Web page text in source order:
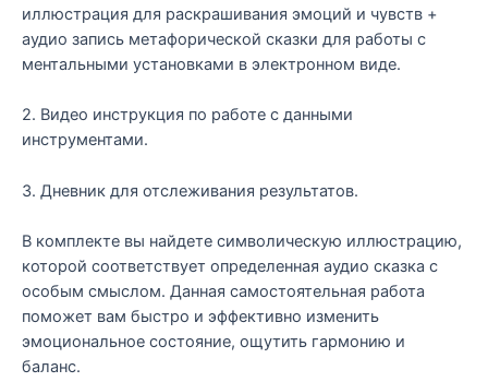
иллюстрация для раскрашивания эмоций и чувств +
аудио запись метафорической сказки для работы с
ментальными установками в электронном виде.
2. Видео инструкция по работе с данными
инструментами.
3. Дневник для отслеживания результатов.
В комплекте вы найдете символическую иллюстрацию,
которой соответствует определенная аудио сказка с
особым смыслом. Данная самостоятельная работа
поможет вам быстро и эффективно изменить
эмоциональное состояние, ощутить гармонию и
баланс.